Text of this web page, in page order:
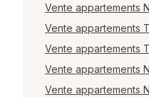
Vente appartements
Vente appartements
Vente appartements
Vente appartements
Vente appartements